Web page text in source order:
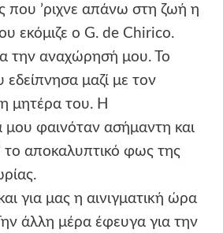
που ’ριχνε απάνω στη ζωή η
εκόμιζε ο G. de Chirico.
την αναχώρησή μου. Το
εδείπνησα μαζί με τον
μητέρα του. Η
μου φαινόταν ασήμαντη και
το αποκαλυπτικό φως της
για μας η αινιγματική ώρα
άλλη μέρα έφευγα για την